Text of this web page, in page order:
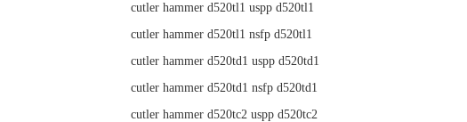
cutler hammer d520tl1 uspp d520tl1
cutler hammer d520tl1 nsfp d520tl1
cutler hammer d520td1 uspp d520td1
cutler hammer d520td1 nsfp d520td1
cutler hammer d520tc2 uspp d520tc2